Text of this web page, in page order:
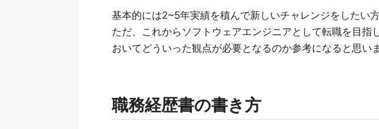
基本的には2~5年実績を積んで新しいチャレンジをしたい
ただ、これからソフトウェアエンジニアとして転職を目指
おいてどういった観点が必要となるのか参考になると思いま
職務経歴書の書き方